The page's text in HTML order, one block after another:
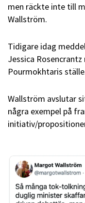
men räckte inte till
Wallström.
Tidigare idag
Jessica
Pourmokhtaris
Wallström avslutar
några exempel på
initiativ/